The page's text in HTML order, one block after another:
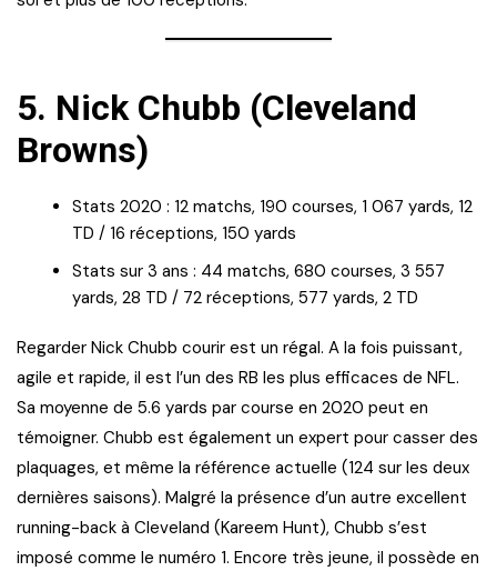
5. Nick Chubb (Cleveland
Browns)
Stats 2020 : 12 matchs, 190 courses, 1 067 yards, 12
TD / 16 réceptions, 150 yards
Stats sur 3 ans : 44 matchs, 680 courses, 3 557
yards, 28 TD / 72 réceptions, 577 yards, 2 TD
Regarder Nick Chubb courir est un régal. A la fois puissant,
agile et rapide, il est l’un des RB les plus efficaces de NFL.
Sa moyenne de 5.6 yards par course en 2020 peut en
témoigner. Chubb est également un expert pour casser des
plaquages, et même la référence actuelle (124 sur les deux
dernières saisons). Malgré la présence d’un autre excellent
running-back à Cleveland (Kareem Hunt), Chubb s’est
imposé comme le numéro 1. Encore très jeune, il possède en